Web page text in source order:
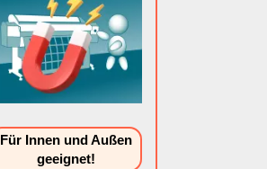
Für Innen und Außen
geeignet!